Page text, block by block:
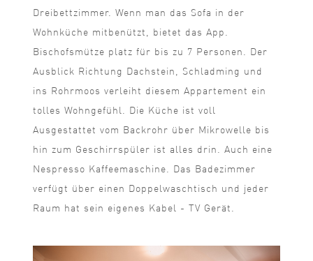
Dreibettzimmer. Wenn man das Sofa in der
Wohnküche mitbenützt, bietet das App.
Bischofsmütze platz für bis zu 7 Personen. Der
Ausblick Richtung Dachstein, Schladming und
ins Rohrmoos verleiht diesem Appartement ein
tolles Wohngefühl. Die Küche ist voll
Ausgestattet vom Backrohr über Mikrowelle bis
hin zum Geschirrspüler ist alles drin. Auch eine
Nespresso Kaffeemaschine. Das Badezimmer
verfügt über einen Doppelwaschtisch und jeder
Raum hat sein eigenes Kabel - TV Gerät.